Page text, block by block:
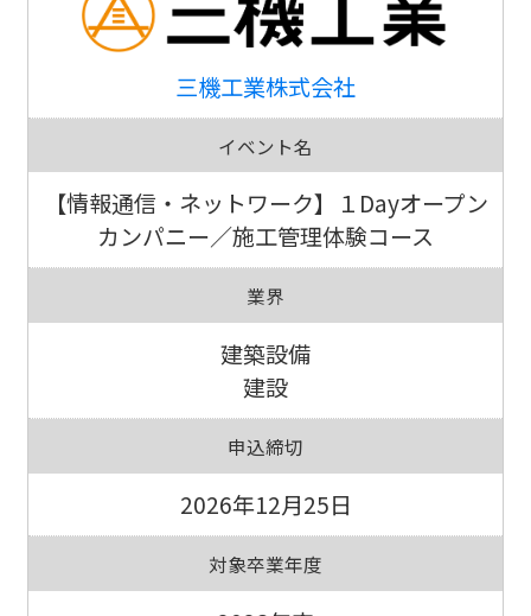
三機工業株式会社
イベント名
【情報通信・ネットワーク】１Dayオープン
カンパニー／施工管理体験コース
業界
建築設備
建設
申込締切
2026年12月25日
対象卒業年度